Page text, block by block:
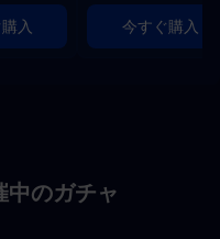
入 今すぐ購入
中のガチャ